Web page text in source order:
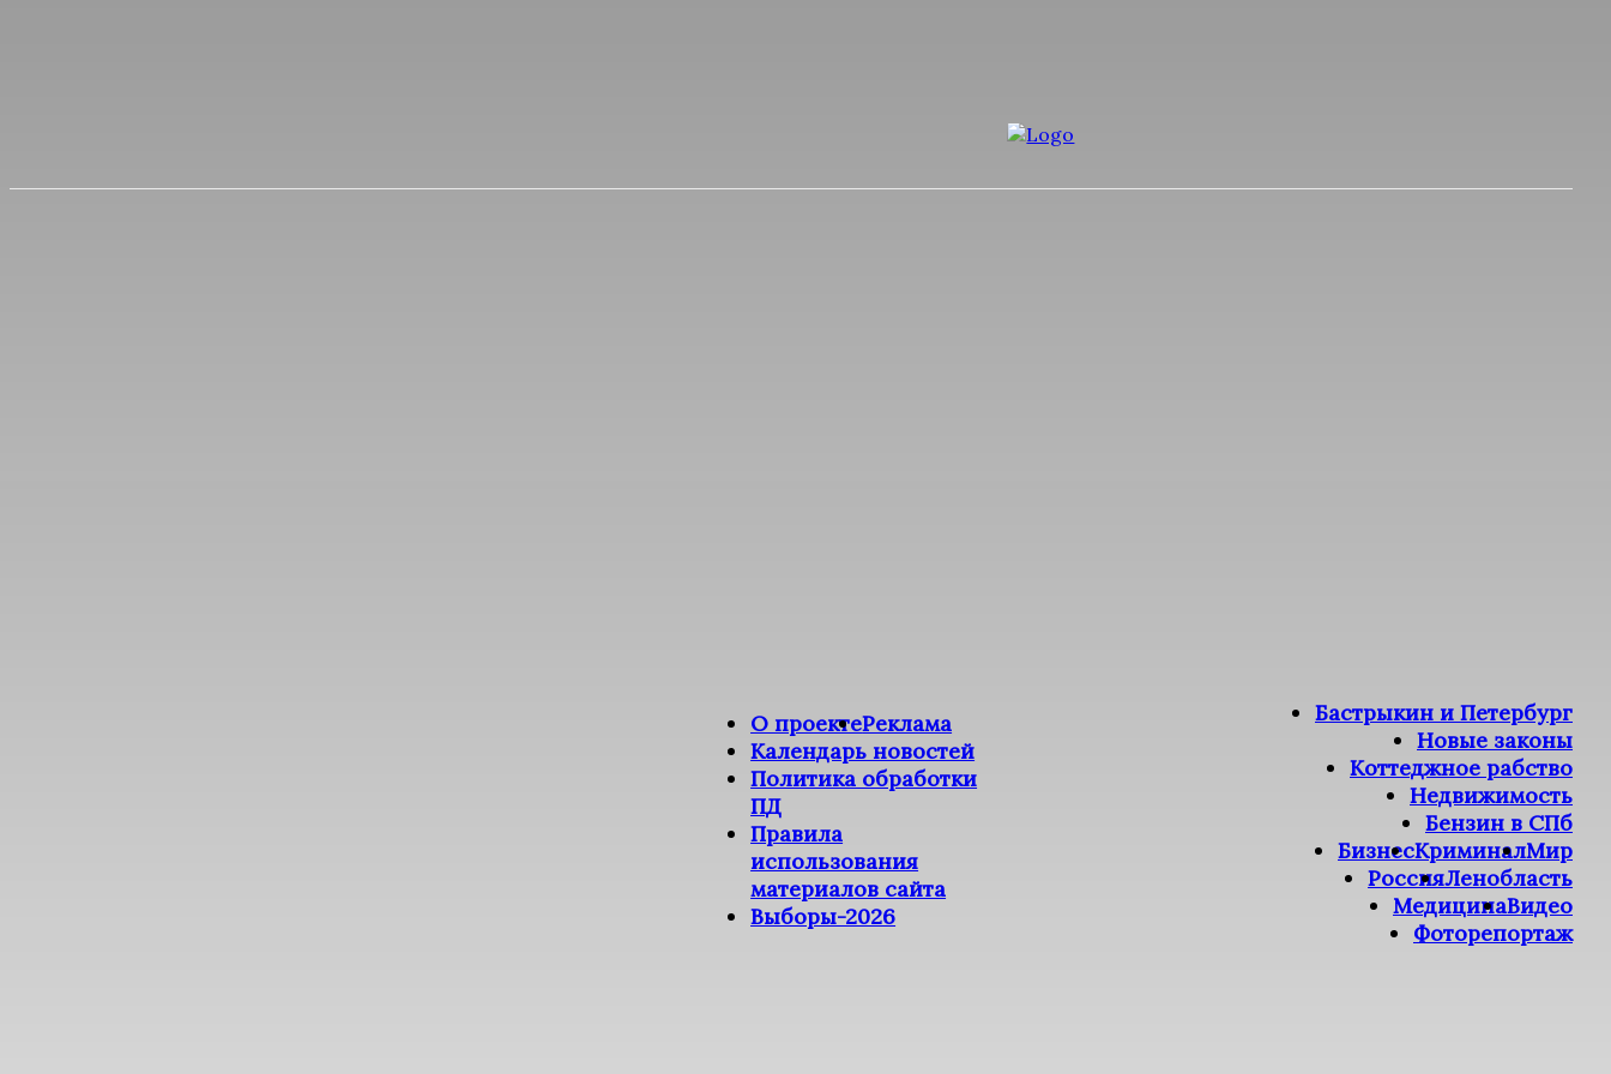
О проектеРеклама
Календарь новостей
Политика обработки
ПД
Правила
использования
материалов сайта
Выборы-2026
Бастрыкин и Петербург
Новые законы
Коттеджное рабство
Недвижимость
Бензин в СПб
БизнесКриминалМир
РоссияЛенобласть
МедицинаВидео
Фоторепортаж